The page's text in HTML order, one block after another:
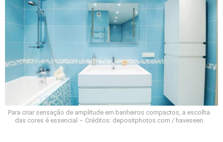
Para criar sensação de amplitude em banheiros compactos, a escolha
das cores é essencial – Créditos: depositphotos.com / haveseen